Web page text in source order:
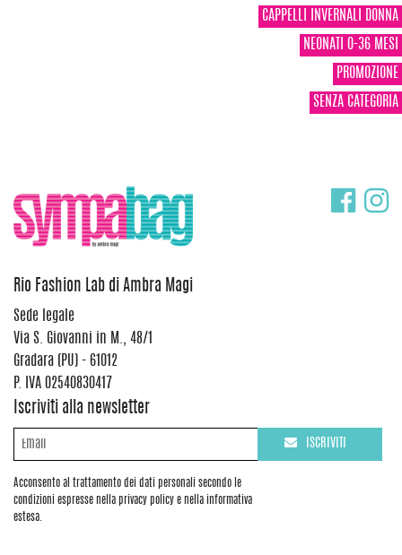
CAPPELLI INVERNALI DONNA
NEONATI 0-36 MESI
PROMOZIONE
SENZA CATEGORIA
Rio Fashion Lab di Ambra Magi
Sede legale
Via S. Giovanni in M., 48/1
Gradara (PU) - 61012
P. IVA 02540830417
Iscriviti alla newsletter
Acconsento al trattamento dei dati personali secondo le
condizioni espresse nella privacy policy e nella informativa
estesa.
ISCRIVITI